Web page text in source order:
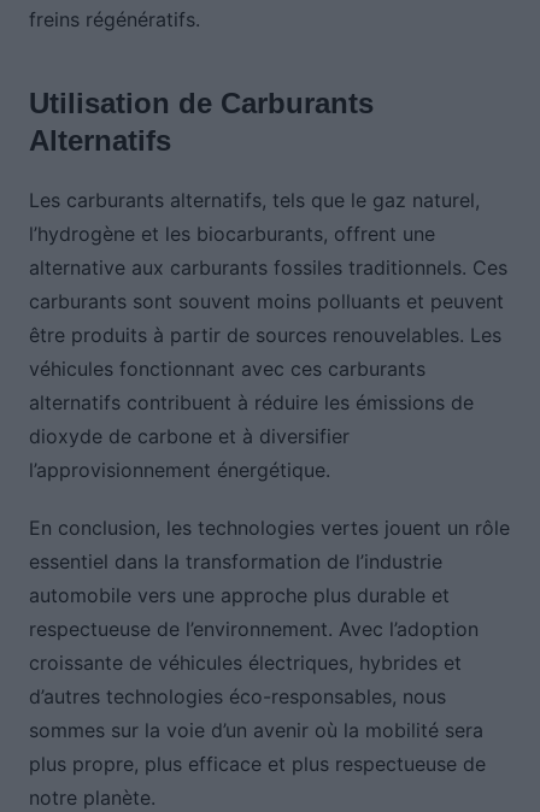
freins régénératifs.
Utilisation de Carburants
Alternatifs
Les carburants alternatifs, tels que le gaz naturel,
l’hydrogène et les biocarburants, offrent une
alternative aux carburants fossiles traditionnels. Ces
carburants sont souvent moins polluants et peuvent
être produits à partir de sources renouvelables. Les
véhicules fonctionnant avec ces carburants
alternatifs contribuent à réduire les émissions de
dioxyde de carbone et à diversifier
l’approvisionnement énergétique.
En conclusion, les technologies vertes jouent un rôle
essentiel dans la transformation de l’industrie
automobile vers une approche plus durable et
respectueuse de l’environnement. Avec l’adoption
croissante de véhicules électriques, hybrides et
d’autres technologies éco-responsables, nous
sommes sur la voie d’un avenir où la mobilité sera
plus propre, plus efficace et plus respectueuse de
notre planète.